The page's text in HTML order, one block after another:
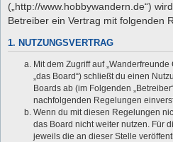
(„http://www.hobbywandern.de“)
Betreiber ein Vertrag mit folgenden
1. NUTZUNGSVERTRAG
Mit dem Zugriff auf
„das Board“) schließt du einen
Boards ab (im Folgenden
nachfolgenden Regelungen
Wenn du mit diesen Regelungen
das Board nicht weiter nutzen. Für
jeweils die an dieser Stelle